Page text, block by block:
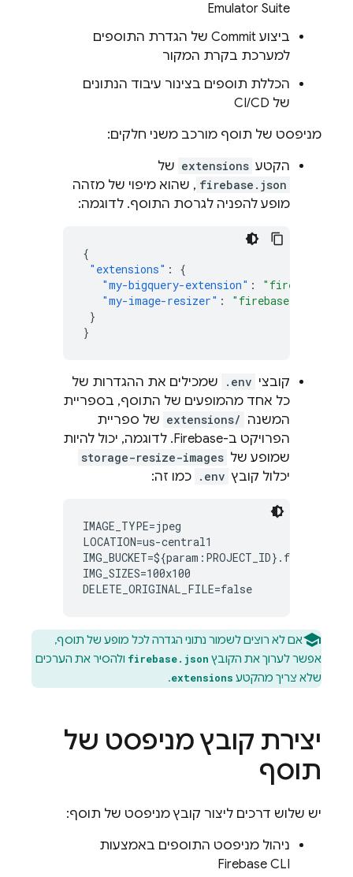
Emulator Suite
ביצוע Commit של הגדרת התוספים
למערכת בקרת המקור
הכללת תוספים בצינור עיבוד הנתונים
של CI/CD
מניפסט של תוסף מורכב משני חלקים:
הקטע extensions של
firebase.json , שהוא מיפוי של מזהה
מופע להפניה לגרסת התוסף. לדוגמה:
{
"extensions" :
{
"my-bigquery-extension" :
"firebase/
"my-image-resizer" :
"firebase/storage-
}
}
קובצי .env
שמכילים את ההגדרות של
כל אחד מהמופעים של התוסף, בספריית
המשנה extensions/ של ספריית
הפרויקט ב-Firebase. לדוגמה, יכול להיות
שמופע של storage-resize-images
יכלול קובץ .env כמו זה:
IMAGE_TYPE=jpeg
LOCATION=us-central1
IMG_SIZES=100x100
DELETE_ORIGINAL_FILE=false
אם לא רוצים לשמור נתוני הגדרה לכל מופע של תוסף,
אפשר לערוך את הקובץ firebase.json ולהסיר את הערכים
שלא צריך מהקטע extensions
.
יצירת קובץ מניפסט של
תוסף
יש שלוש דרכים ליצור קובץ מניפסט של תוסף:
ניהול מניפסט התוספים באמצעות
Firebase CLI